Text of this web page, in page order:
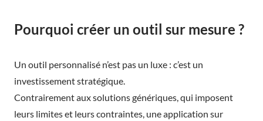
Pourquoi créer un outil sur mesure ?
Un outil personnalisé n’est pas un luxe : c’est un
investissement stratégique.
Contrairement aux solutions génériques, qui imposent
leurs limites et leurs contraintes, une application sur